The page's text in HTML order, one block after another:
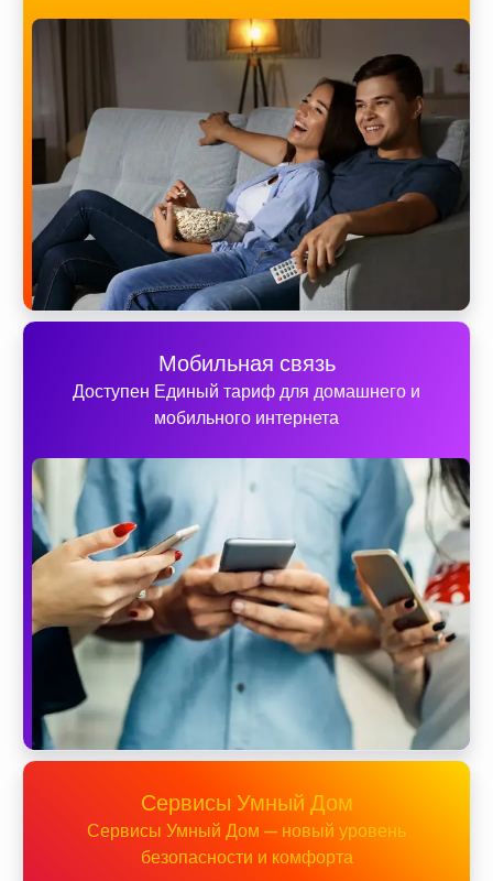
Мобильная связь
Доступен Единый тариф для домашнего и
мобильного интернета
Сервисы Умный Дом
Сервисы Умный Дом — новый уровень
безопасности и комфорта